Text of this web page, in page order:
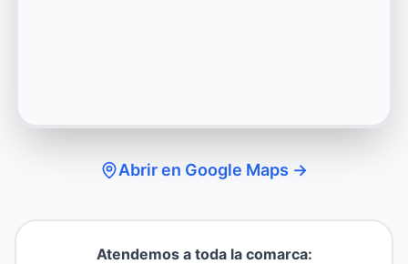
Abrir en Google Maps →
Atendemos a toda la comarca: